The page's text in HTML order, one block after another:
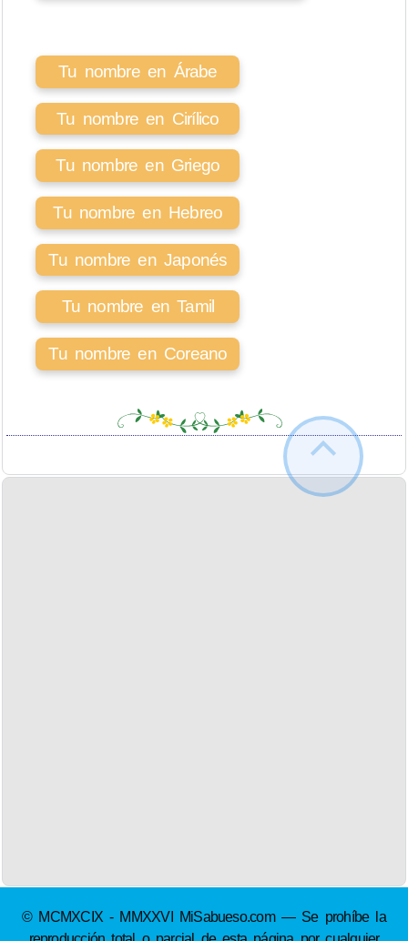
Tu nombre en Árabe
Tu nombre en Cirílico
Tu nombre en Griego
Tu nombre en Hebreo
Tu nombre en Japonés
Tu nombre en Tamil
Tu nombre en Coreano
© MCMXCIX - MMXXVI MiSabueso.com — Se prohíbe la